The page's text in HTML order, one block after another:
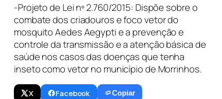
X Facebook Copiar
-Projeto de Lei nº 2.760/2015: Dispõe sobre o
combate dos criadouros e foco vetor do
mosquito Aedes Aegypti e a prevenção e
controle da transmissão e a atenção básica de
saúde nos casos das doenças que tenha
inseto como vetor no município de Morrinhos.